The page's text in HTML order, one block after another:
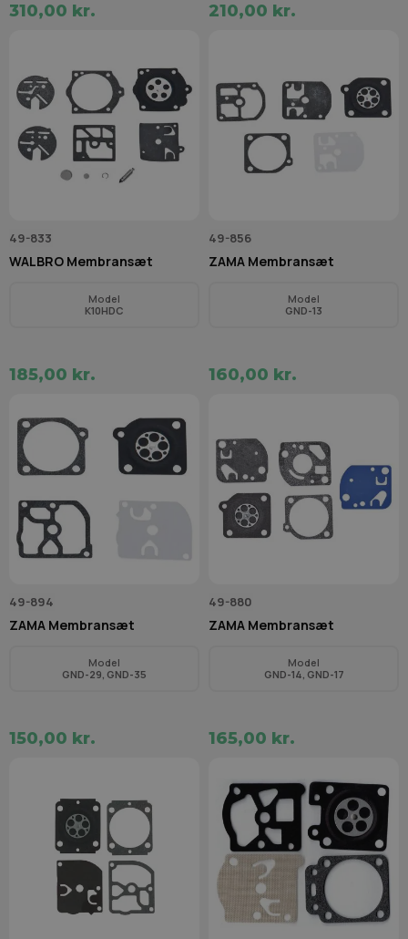
310,00 kr. 210,00 kr.
49-833
WALBRO Membransæt
Model
K10HDC
185,00 kr.
49-856
ZAMA Membransæt
Model
GND-13
160,00 kr.
49-894
ZAMA Membransæt
Model
GND-29, GND-35
150,00 kr.
49-880
ZAMA Membransæt
Model
GND-14, GND-17
165,00 kr.